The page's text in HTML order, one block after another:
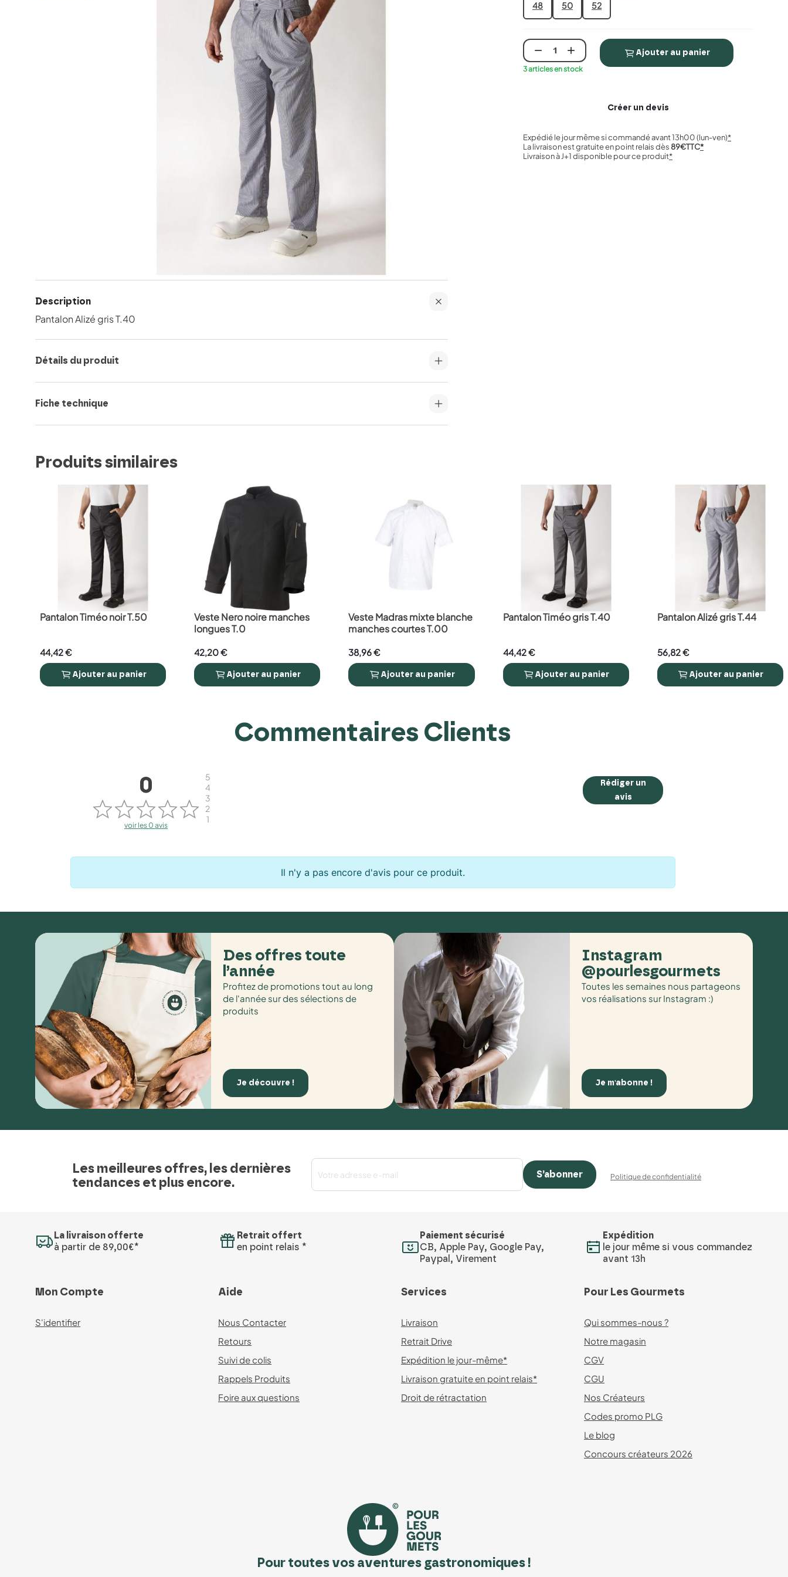
48 50 52
 
3 articles en stock
Ajouter au panier
Créer un devis
Expédié le jour même si commandé avant 13h00 (lun-ven)*
Livraison à J+1 disponible pour ce produit*
La livraison est gratuite en point relais dès 89€TTC*
Description
Pantalon Alizé gris T.40
Détails du produit
Fiche technique
Produits similaires
favorite_border
Pantalon Timéo noir T.50
44,42 €
 
Ajouter au panier
favorite_border
Veste Nero noire manches
longues T.0
42,20 €
 
Ajouter au panier
favorite_border
Veste Madras mixte blanche
manches courtes T.00
38,96 €
 
Ajouter au panier
favorite_border
Pantalon Timéo gris T.40
44,42 €
 
Ajouter au panier
favorite_border
Pantalon Alizé gris T.44
56,82 €
 
Ajouter au panier
Commentaires Clients
0
voir les 0 avis
5
4
3
2
1
Rédiger un
avis
Il n'y a pas encore d'avis pour ce produit.
Des offres toute
l’année
Profitez de promotions tout au long
de l'année sur des sélections de
produits
Je découvre !
Instagram
@pourlesgourmets
Toutes les semaines nous partageons
vos réalisations sur Instagram :)
Je m'abonne !
Les meilleures offres, les dernières
tendances et plus encore.
S’abonner Politique de confidentialité
La livraison offerte
à partir de 89,00€*
Retrait offert
en point relais *
Paiement sécurisé
CB, Apple Pay, Google Pay,
Paypal, Virement
Expédition
le jour même si vous commandez
avant 13h
Mon Compte
S'identifier
Aide
Nous Contacter
Retours
Suivi de colis
Rappels Produits
Foire aux questions
Services
Livraison
Retrait Drive
Expédition le jour-même*
Livraison gratuite en point relais*
Droit de rétractation
Pour Les Gourmets
Qui sommes-nous ?
Notre magasin
CGV
CGU
Nos Créateurs
Codes promo PLG
Le blog
Concours créateurs 2026
Pour toutes vos aventures gastronomiques !